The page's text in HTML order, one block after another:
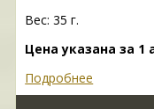
Вес: 35 г.
Цена указана за 1
Подробнее